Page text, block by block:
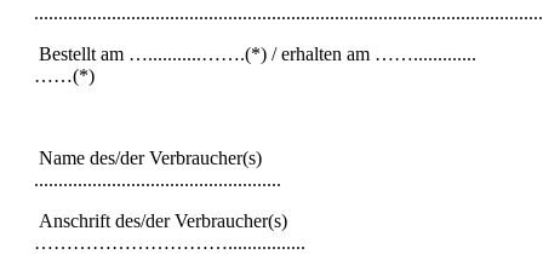
Bestellt am …...........…….(*) / erhalten am …….............
……(*)
Name des/der Verbraucher(s)
...................................................
Anschrift des/der Verbraucher(s)
…………………………................